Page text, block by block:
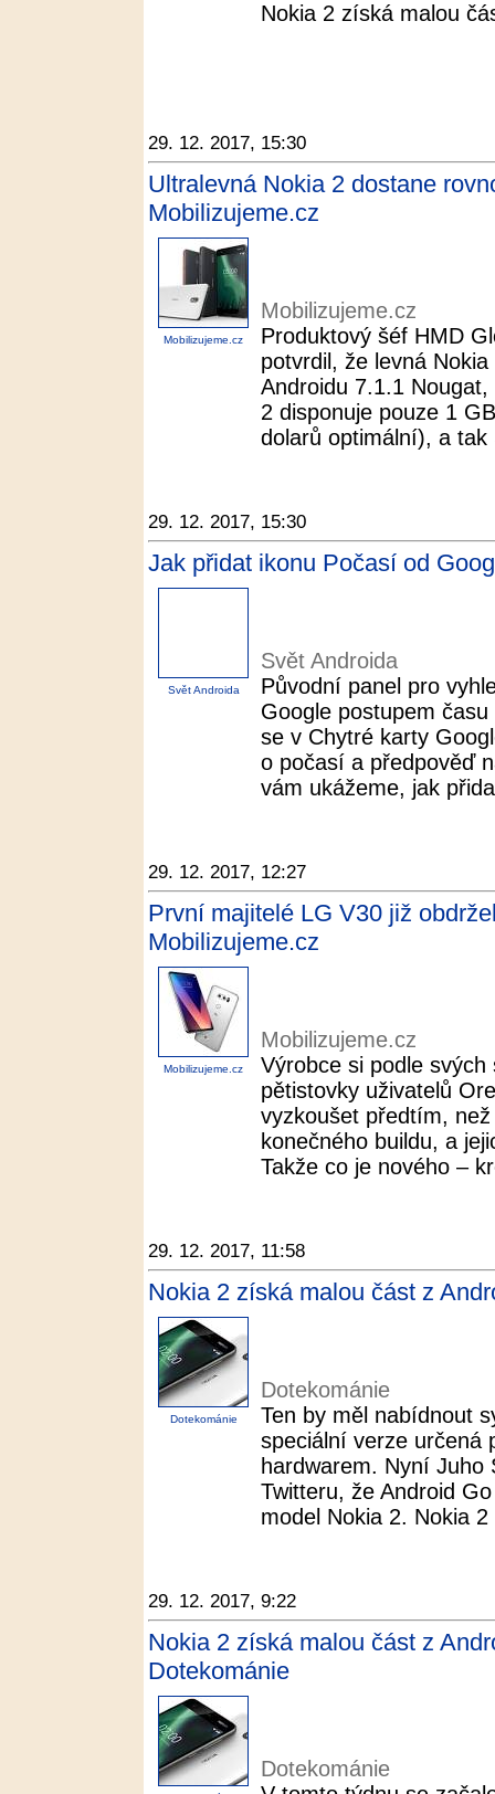
Nokia 2 získá malou
29. 12. 2017, 15:30
Ultralevná Nokia 2 dostane
Mobilizujeme.cz
Mobilizujeme.cz
Mobilizujeme.cz
Produktový šéf HMD
potvrdil, že levná
Androidu 7.1.1
2 disponuje pouze 1
dolarů optimální), a tak
29. 12. 2017, 15:30
Jak přidat ikonu Počasí od
Svět Androida
Svět Androida
Původní panel pro
Google postupem
se v Chytré karty
o počasí a předpověď
vám ukážeme, jak
29. 12. 2017, 12:27
První majitelé LG V30 již
Mobilizujeme.cz
Mobilizujeme.cz
Mobilizujeme.cz
Výrobce si podle
pětistovky uživatelů
vyzkoušet předtím,
konečného buildu, a
Takže co je nového –
29. 12. 2017, 11:58
Nokia 2 získá malou část z
Dotekománie
Dotekománie
Ten by měl nabídnout
speciální verze určená
hardwarem. Nyní Juho
Twitteru, že Android
model Nokia 2. Nokia
29. 12. 2017, 9:22
Nokia 2 získá malou část z
Dotekománie
Dotekománie